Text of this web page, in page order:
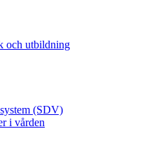
och utbildning
(SDV)
i vården